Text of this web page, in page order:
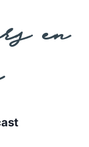
en